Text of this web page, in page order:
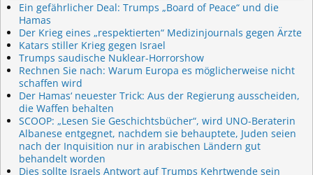
Ein gefährlicher Deal: Trumps „Board of Peace“ und die
Hamas
Der Krieg eines „respektierten“ Medizinjournals gegen Ärzte
Katars stiller Krieg gegen Israel
Trumps saudische Nuklear-Horrorshow
Rechnen Sie nach: Warum Europa es möglicherweise nicht
schaffen wird
Der Hamas‘ neuester Trick: Aus der Regierung ausscheiden,
die Waffen behalten
SCOOP: „Lesen Sie Geschichtsbücher“, wird UNO-Beraterin
Albanese entgegnet, nachdem sie behauptete, Juden seien
nach der Inquisition nur in arabischen Ländern gut
behandelt worden
Dies sollte Israels Antwort auf Trumps Kehrtwende sein